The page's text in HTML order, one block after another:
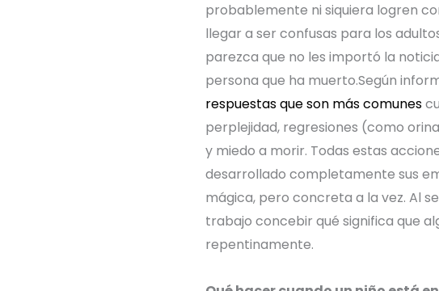
probablemente ni siquiera logren
llegar a ser confusas para los
parezca que no les importó la
persona que ha muerto.Según
respuestas que son más comunes
perplejidad, regresiones (como
y miedo a morir. Todas estas
desarrollado completamente sus
mágica, pero concreta a la vez. Al
trabajo concebir qué significa que
repentinamente.